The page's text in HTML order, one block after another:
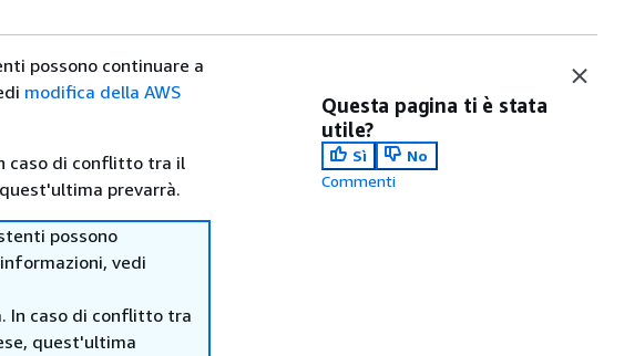
possono continuare a
modifica della AWS
caso di conflitto tra il
prevarrà.
possono
vedi
In caso di conflitto tra
quest'ultima
Questa pagina ti è stata
utile?
Sì
No
Commenti